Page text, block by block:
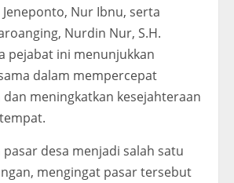
Jeneponto, Nur Ibnu, serta
Nurdin Nur, S.H.
pejabat ini menunjukkan
dalam mempercepat
meningkatkan kesejahteraan
desa menjadi salah satu
mengingat pasar tersebut